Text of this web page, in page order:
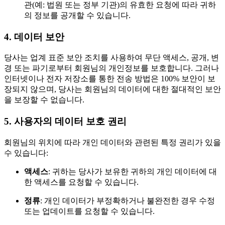
관(예: 법원 또는 정부 기관)의 유효한 요청에 따라 귀하
의 정보를 공개할 수 있습니다.
4. 데이터 보안
당사는 업계 표준 보안 조치를 사용하여 무단 액세스, 공개, 변
경 또는 파기로부터 회원님의 개인정보를 보호합니다. 그러나
인터넷이나 전자 저장소를 통한 전송 방법은 100% 보안이 보
장되지 않으며, 당사는 회원님의 데이터에 대한 절대적인 보안
을 보장할 수 없습니다.
5. 사용자의 데이터 보호 권리
회원님의 위치에 따라 개인 데이터와 관련된 특정 권리가 있을
수 있습니다:
액세스: 귀하는 당사가 보유한 귀하의 개인 데이터에 대
한 액세스를 요청할 수 있습니다.
정류: 개인 데이터가 부정확하거나 불완전한 경우 수정
또는 업데이트를 요청할 수 있습니다.